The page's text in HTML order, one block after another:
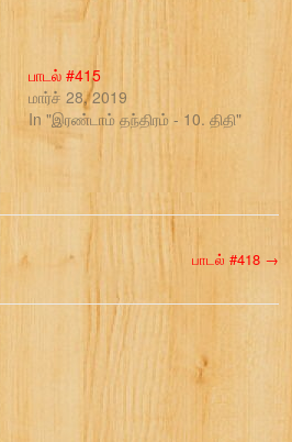
பாடல் #415
மார்ச் 28, 2019
In "இரண்டாம் தந்திரம் - 10. திதி"
பாடல் #418 →